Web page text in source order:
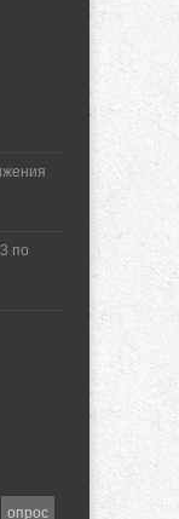
по
опрос